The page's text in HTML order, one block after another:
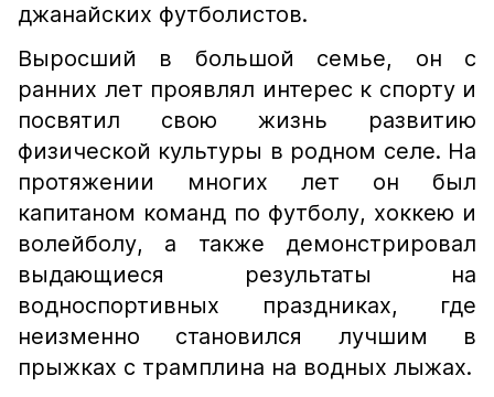
джанайских футболистов.
Выросший в большой семье, он с
ранних лет проявлял интерес к спорту и
посвятил свою жизнь развитию
физической культуры в родном селе. На
протяжении многих лет он был
капитаном команд по футболу, хоккею и
волейболу, а также демонстрировал
выдающиеся результаты на
водноспортивных праздниках, где
неизменно становился лучшим в
прыжках с трамплина на водных лыжах.